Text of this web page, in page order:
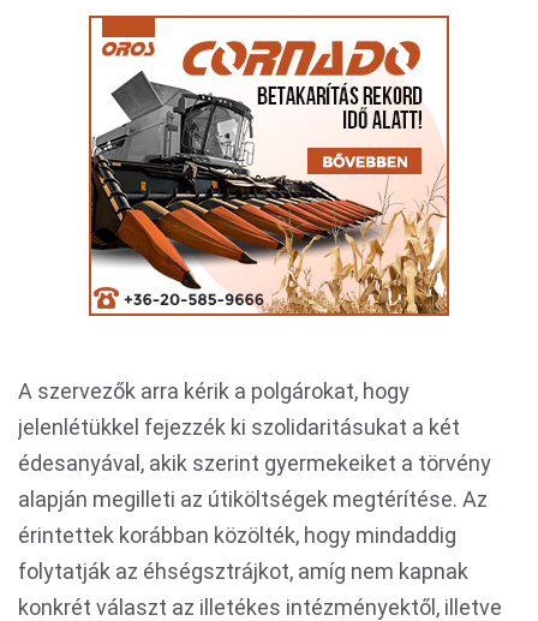
A szervezők arra kérik a polgárokat, hogy
jelenlétükkel fejezzék ki szolidaritásukat a két
édesanyával, akik szerint gyermekeiket a törvény
alapján megilleti az útiköltségek megtérítése. Az
érintettek korábban közölték, hogy mindaddig
folytatják az éhségsztrájkot, amíg nem kapnak
konkrét választ az illetékes intézményektől, illetve